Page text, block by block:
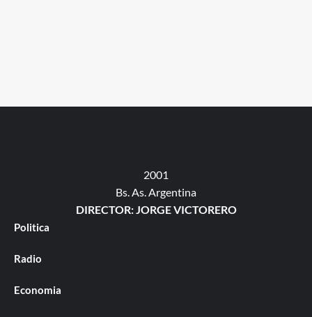
2001
Bs. As. Argentina
DIRECTOR: JORGE VICTORERO
Politica
Radio
Economia